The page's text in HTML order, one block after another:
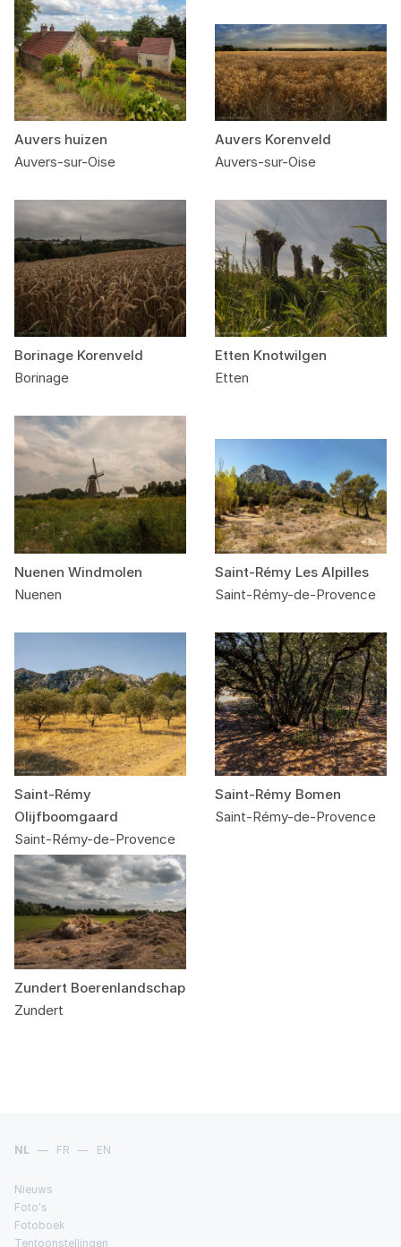
Auvers huizen
Auvers-sur-Oise
Auvers Korenveld
Auvers-sur-Oise
Borinage Korenveld
Borinage
Etten Knotwilgen
Etten
Nuenen Windmolen
Nuenen
Saint-Rémy Les Alpilles
Saint-Rémy-de-Provence
Saint-Rémy
Olijfboomgaard
Saint-Rémy-de-Provence
Saint-Rémy Bomen
Saint-Rémy-de-Provence
Zundert Boerenlandschap
Zundert
NL — FR — EN
Nieuws
Foto's
Fotoboek
Tentoonstellingen